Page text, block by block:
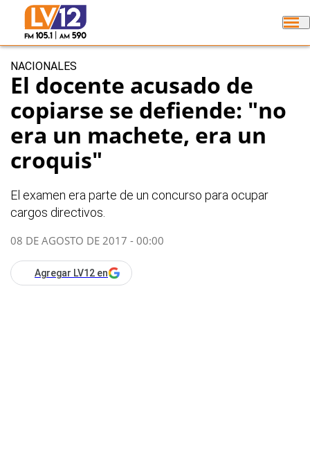
NACIONALES
El docente acusado de
copiarse se defiende: "no
era un machete, era un
croquis"
El examen era parte de un concurso para ocupar
cargos directivos.
08 DE AGOSTO DE 2017 - 00:00
Agregar LV12 en